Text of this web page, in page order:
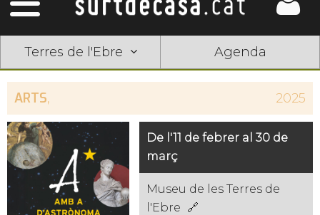
Terres de l'Ebre Agenda
ARTS, 2025
De l'11 de febrer al 30 de
març
Museu de les Terres de
l'Ebre